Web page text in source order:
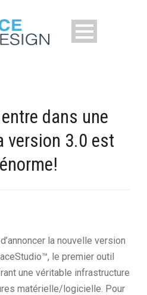
dans une
version 3.0 est
la nouvelle version
le premier outil
une véritable infrastructure
matérielle/logicielle. Pour